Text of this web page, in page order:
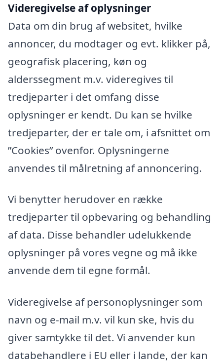
Videregivelse af oplysninger
Data om din brug af websitet, hvilke
annoncer, du modtager og evt. klikker på,
geografisk placering, køn og
alderssegment m.v. videregives til
tredjeparter i det omfang disse
oplysninger er kendt. Du kan se hvilke
tredjeparter, der er tale om, i afsnittet om
”Cookies” ovenfor. Oplysningerne
anvendes til målretning af annoncering.
Vi benytter herudover en række
tredjeparter til opbevaring og behandling
af data. Disse behandler udelukkende
oplysninger på vores vegne og må ikke
anvende dem til egne formål.
Videregivelse af personoplysninger som
navn og e-mail m.v. vil kun ske, hvis du
giver samtykke til det. Vi anvender kun
databehandlere i EU eller i lande, der kan